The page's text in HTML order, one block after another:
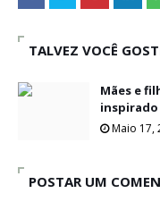
TALVEZ VOCÊ
Mães e
inspirado
Maio 17,
POSTAR UM